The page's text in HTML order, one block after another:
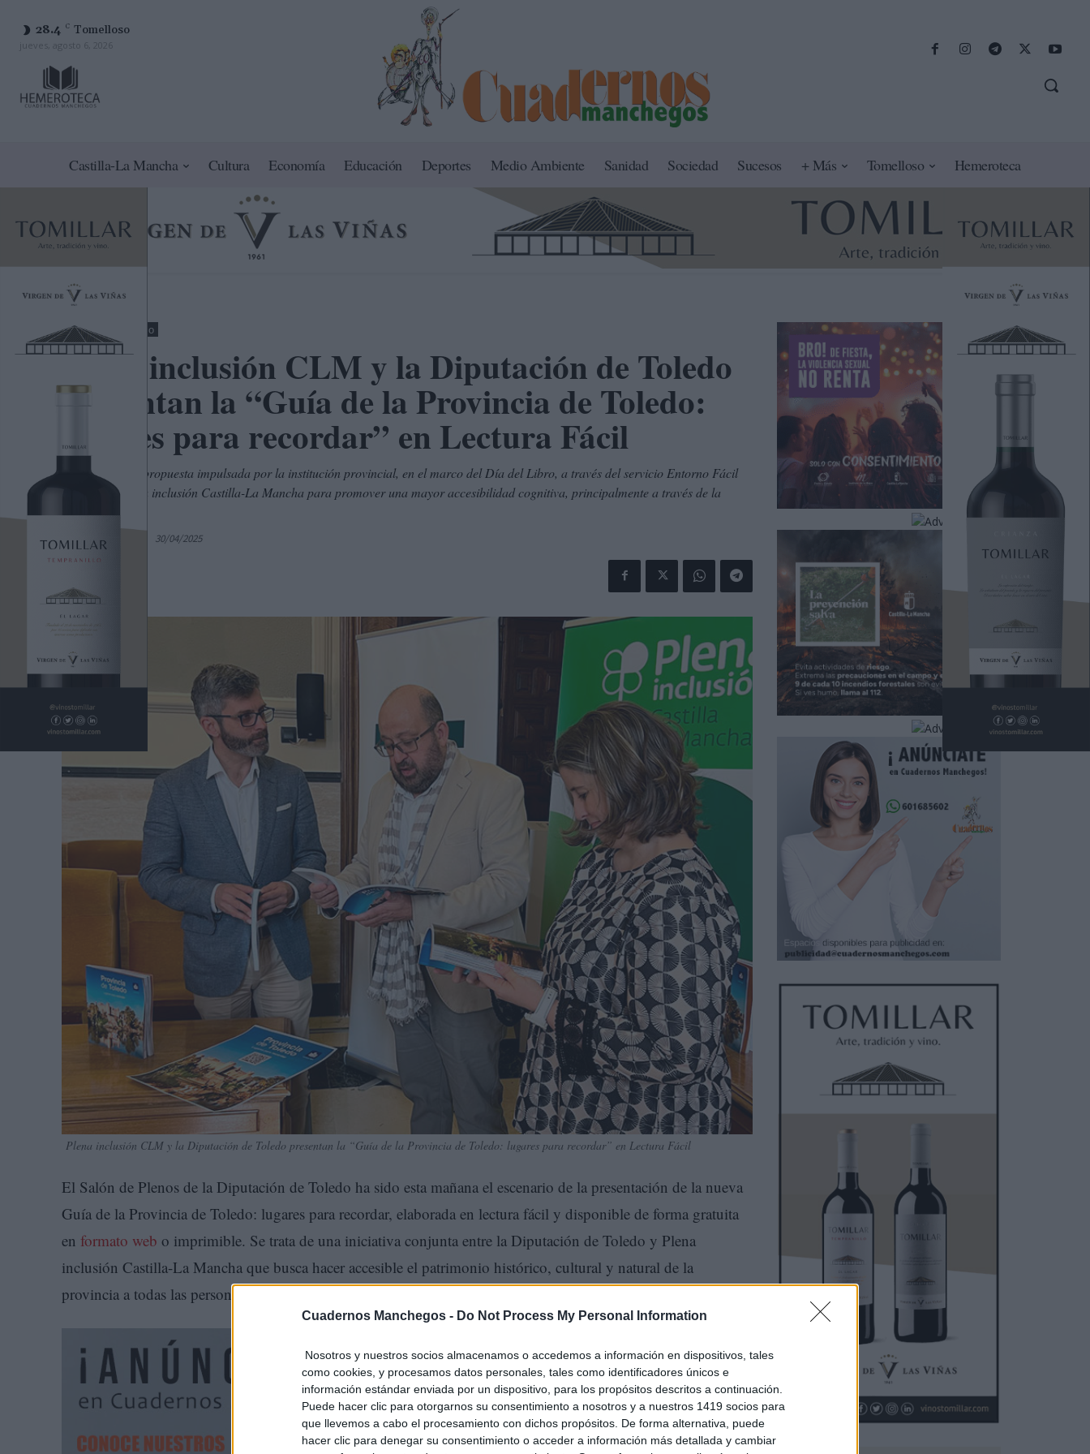
Cuadernos Manchegos - Do Not Process My Personal Information
Nosotros y nuestros socios almacenamos o accedemos a información en dispositivos, tales
como cookies, y procesamos datos personales, tales como identificadores únicos e
información estándar enviada por un dispositivo, para los propósitos descritos a continuación.
Puede hacer clic para otorgarnos su consentimiento a nosotros y a nuestros 1419 socios para
que llevemos a cabo el procesamiento con dichos propósitos. De forma alternativa, puede
hacer clic para denegar su consentimiento o acceder a información más detallada y cambiar
28.4 C Tomelloso
jueves, agosto 6, 2026
Castilla-La Mancha Cultura Economía Educación Deportes Medio Ambiente Sanidad Sociedad Sucesos + Más Tomelloso Hemeroteca
Toledo Turismo
Plena inclusión CLM y la Diputación de Toledo
presentan la “Guía de la Provincia de Toledo:
lugares para recordar” en Lectura Fácil
Se trata de una propuesta impulsada por la institución provincial, en el marco del Día del Libro, a través del servicio Entorno Fácil
que ofrece Plena inclusión Castilla-La Mancha para promover una mayor accesibilidad cognitiva, principalmente a través de la
lectura fácil.
Por C. Manchegos 30/04/2025
Plena inclusión CLM y la Diputación de Toledo presentan la “Guía de la Provincia de Toledo: lugares para recordar” en Lectura Fácil
El Salón de Plenos de la Diputación de Toledo ha sido esta mañana el escenario de la presentación de la nueva
Guía de la Provincia de Toledo: lugares para recordar, elaborada en lectura fácil y disponible de forma gratuita
en formato web o imprimible. Se trata de una iniciativa conjunta entre la Diputación de Toledo y Plena
inclusión Castilla-La Mancha que busca hacer accesible el patrimonio histórico, cultural y natural de la
provincia a todas las personas, especialmente a aquellas con dificultades de comprensión lectora.